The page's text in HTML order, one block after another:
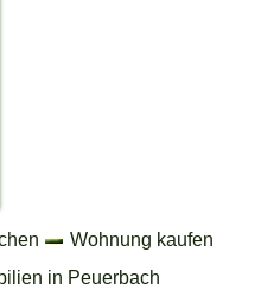
Wohnung kaufen
in Peuerbach